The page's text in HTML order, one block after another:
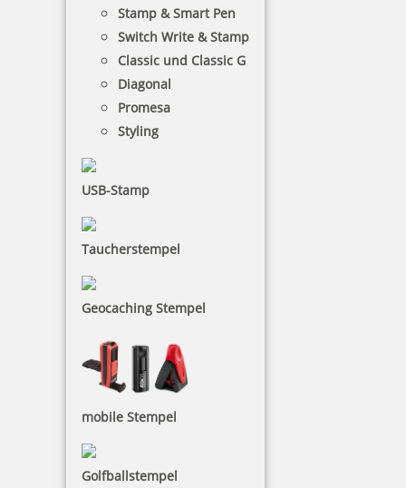
Stamp & Smart Pen
Switch Write & Stamp
Classic und Classic G
Diagonal
Promesa
Styling
USB-Stamp
Taucherstempel
Geocaching Stempel
mobile Stempel
Golfballstempel
75,88 €
Jetzt gestalten
Colop Classic Line 2660/2 zweifarbiger Datumsstempel 58 x 37